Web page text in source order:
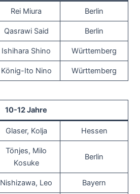
Rei Miura Berlin
Qasrawi Said Berlin
Ishihara Shino Württemberg
König-Ito Nino Württemberg
10-12 Jahre
Glaser, Kolja Hessen
Tönjes, Milo
Kosuke
Berlin
Nishizawa, Leo Bayern